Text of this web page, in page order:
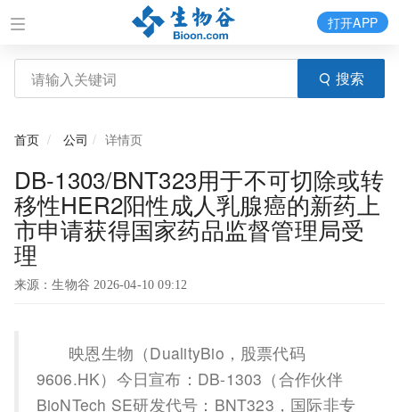
搜索
打开APP
首页 公司 详情页
DB-1303/BNT323用于不可切除或转
移性HER2阳性成人乳腺癌的新药上
市申请获得国家药品监督管理局受
理
来源：生物谷 2026-04-10 09:12
映恩生物（DualityBio，股票代码
9606.HK）今日宣布：DB-1303（合作伙伴
BioNTech SE研发代号：BNT323，国际非专